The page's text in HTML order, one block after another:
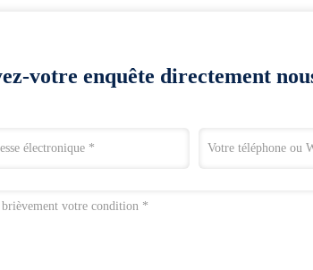
votre enquête directement